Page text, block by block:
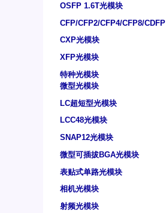
OSFP 1.6T光模块
CFP/CFP2/CFP4/CFP8/CDFP
CXP光模块
XFP光模块
特种光模块
微型光模块
LC超短型光模块
LCC48光模块
SNAP12光模块
微型可插拔BGA光模块
表贴式单路光模块
相机光模块
射频光模块